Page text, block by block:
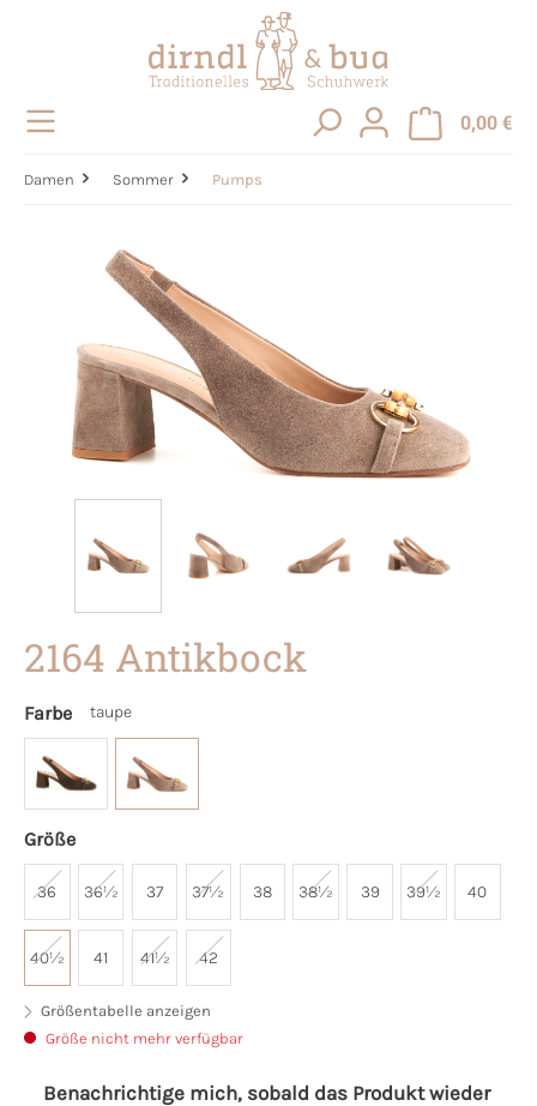
0,00 €
Damen Sommer Pumps
2164 Antikbock
Farbe taupe
Größe
36 36½ 37 37½ 38 38½ 39 39½ 40
40½ 41 41½ 42
Größentabelle anzeigen
Größe nicht mehr verfügbar
Benachrichtige mich, sobald das Produkt wieder